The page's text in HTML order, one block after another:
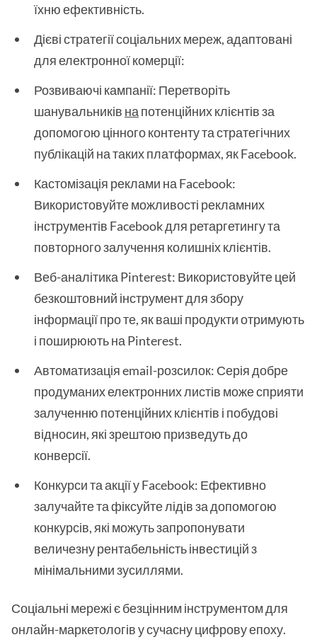
їхню ефективність.
Дієві стратегії соціальних мереж, адаптовані
для електронної комерції:
Розвиваючі кампанії: Перетворіть
шанувальників на потенційних клієнтів за
допомогою цінного контенту та стратегічних
публікацій на таких платформах, як Facebook.
Кастомізація реклами на Facebook:
Використовуйте можливості рекламних
інструментів Facebook для ретаргетингу та
повторного залучення колишніх клієнтів.
Веб-аналітика Pinterest: Використовуйте цей
безкоштовний інструмент для збору
інформації про те, як ваші продукти отримують
і поширюють на Pinterest.
Автоматизація email-розсилок: Серія добре
продуманих електронних листів може сприяти
залученню потенційних клієнтів і побудові
відносин, які зрештою призведуть до
конверсії.
Конкурси та акції у Facebook: Ефективно
залучайте та фіксуйте лідів за допомогою
конкурсів, які можуть запропонувати
величезну рентабельність інвестицій з
мінімальними зусиллями.
Соціальні мережі є безцінним інструментом для
онлайн-маркетологів у сучасну цифрову епоху.